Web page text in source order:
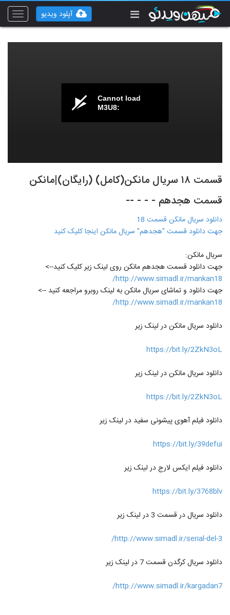
Toggle
آپلود ویدیو
Cannot load
M3U8:
قسمت ۱۸ سریال مانکن(کامل) (رایگان)|مانکن
قسمت هجدهم - - - --
دانلود سریال مانکن قسمت 18
جهت دانلود قسمت "هجدهم" سریال مانکن اینجا کلیک کنید
سریال مانکن:
جهت دانلود قسمت هجدهم مانکن روی لینک زیر کلیک کنید-->
http://www.simadl.ir/mankan18/
جهت دانلود و تماشای سریال مانکن به لینک روبرو مراجعه کنید -->
http://www.simadl.ir/mankan18/
دانلود سریال مانکن در لینک زیر
https://bit.ly/2ZkN3oL
دانلود سریال مانکن در لینک زیر
https://bit.ly/2ZkN3oL
دانلود فیلم آهوی پیشونی سفید در لینک زیر
https://bit.ly/39defui
دانلود فیلم ایکس لارج در لینک زیر
https://bit.ly/3768blv
دانلود سریال در قسمت 3 در لینک زیر
http://www.simadl.ir/serial-del-3/
دانلود سریال کرگدن قسمت 7 در لینک زیر
http://www.simadl.ir/kargadan7/